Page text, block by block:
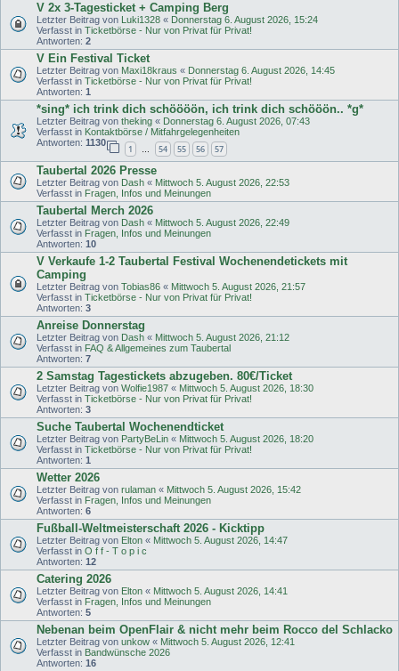
V 2x 3-Tagesticket + Camping Berg
Letzter Beitrag von Luki1328 « Donnerstag 6. August 2026, 15:24
Verfasst in Ticketbörse - Nur von Privat für Privat!
Antworten: 2
V Ein Festival Ticket
Letzter Beitrag von Maxi18kraus « Donnerstag 6. August 2026, 14:45
Verfasst in Ticketbörse - Nur von Privat für Privat!
Antworten: 1
*sing* ich trink dich schöööön, ich trink dich schööön.. *g*
Letzter Beitrag von theking « Donnerstag 6. August 2026, 07:43
Verfasst in Kontaktbörse / Mitfahrgelegenheiten
Antworten: 1130
1 … 54 55 56 57
Taubertal 2026 Presse
Letzter Beitrag von Dash « Mittwoch 5. August 2026, 22:53
Verfasst in Fragen, Infos und Meinungen
Taubertal Merch 2026
Letzter Beitrag von Dash « Mittwoch 5. August 2026, 22:49
Verfasst in Fragen, Infos und Meinungen
Antworten: 10
V Verkaufe 1-2 Taubertal Festival Wochenendetickets mit
Camping
Letzter Beitrag von Tobias86 « Mittwoch 5. August 2026, 21:57
Verfasst in Ticketbörse - Nur von Privat für Privat!
Antworten: 3
Anreise Donnerstag
Letzter Beitrag von Dash « Mittwoch 5. August 2026, 21:12
Verfasst in FAQ & Allgemeines zum Taubertal
Antworten: 7
2 Samstag Tagestickets abzugeben. 80€/Ticket
Letzter Beitrag von Wolfie1987 « Mittwoch 5. August 2026, 18:30
Verfasst in Ticketbörse - Nur von Privat für Privat!
Antworten: 3
Suche Taubertal Wochenendticket
Letzter Beitrag von PartyBeLin « Mittwoch 5. August 2026, 18:20
Verfasst in Ticketbörse - Nur von Privat für Privat!
Antworten: 1
Wetter 2026
Letzter Beitrag von rulaman « Mittwoch 5. August 2026, 15:42
Verfasst in Fragen, Infos und Meinungen
Antworten: 6
Fußball-Weltmeisterschaft 2026 - Kicktipp
Letzter Beitrag von Elton « Mittwoch 5. August 2026, 14:47
Verfasst in O f f - T o p i c
Antworten: 12
Catering 2026
Letzter Beitrag von Elton « Mittwoch 5. August 2026, 14:41
Verfasst in Fragen, Infos und Meinungen
Antworten: 5
Nebenan beim OpenFlair & nicht mehr beim Rocco del Schlacko
Letzter Beitrag von unkow « Mittwoch 5. August 2026, 12:41
Verfasst in Bandwünsche 2026
Antworten: 16